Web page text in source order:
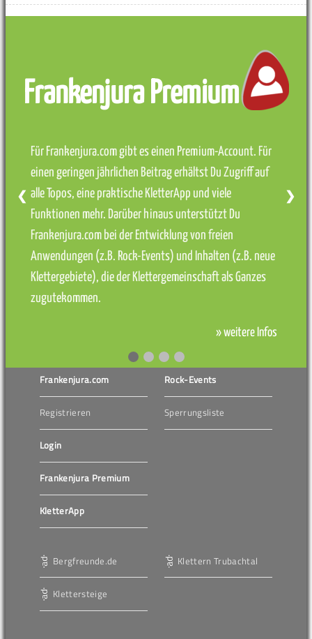
Frankenjura Premium
Für Frankenjura.com gibt es einen Premium-Account. Für
einen geringen jährlichen Beitrag erhältst Du Zugriff auf
alle Topos, eine praktische KletterApp und viele
Funktionen mehr. Darüber hinaus unterstützt Du
Frankenjura.com bei der Entwicklung von freien
Anwendungen (z.B. Rock-Events) und Inhalten (z.B. neue
Klettergebiete), die der Klettergemeinschaft als Ganzes
zugutekommen.
» weitere Infos
❮ ❯
Frankenjura.com
Registrieren
Login
Frankenjura Premium
KletterApp
Rock-Events
Sperrungsliste
Bergfreunde.de
Klettersteige
Klettern Trubachtal